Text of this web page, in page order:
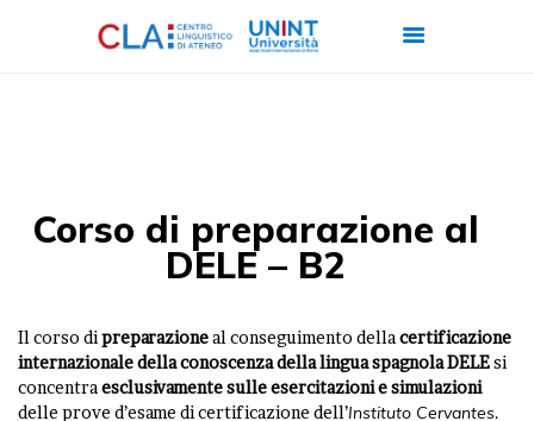
CERTIFICAZIONI
ITALIANO PER
FORMAZIONE
AZIENDALE
Corso di preparazione al
DELE – B2
Il corso dipreparazioneal conseguimento dellacertificazione
internazionale della conoscenza della lingua spagnola DELEsi
concentraesclusivamente sulle esercitazioni e simulazioni
delle prove d’esame di certificazione dell’Instituto Cervantes.